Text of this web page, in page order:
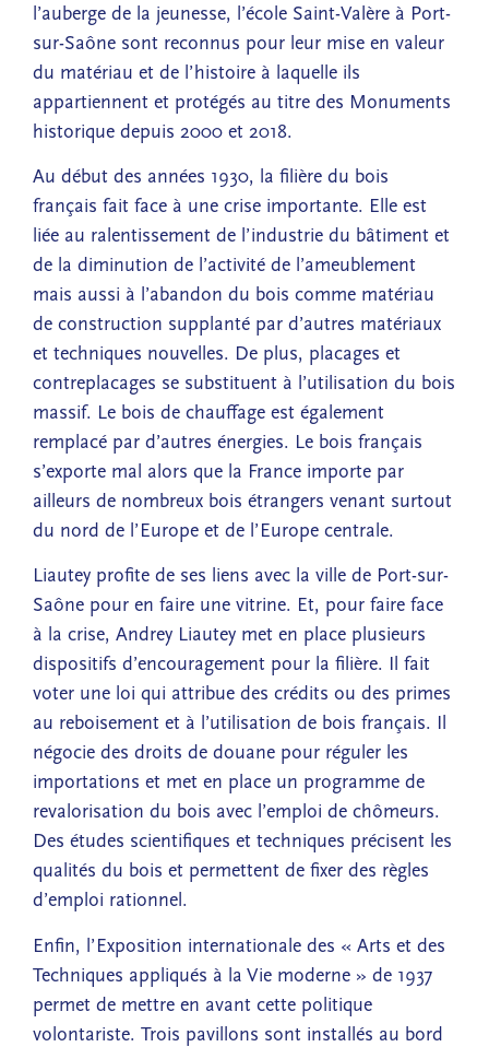
l’auberge de la jeunesse, l’école Saint-Valère à Port-
sur-Saône sont reconnus pour leur mise en valeur
du matériau et de l’histoire à laquelle ils
appartiennent et protégés au titre des Monuments
historique depuis 2000 et 2018.
Au début des années 1930, la filière du bois
français fait face à une crise importante. Elle est
liée au ralentissement de l’industrie du bâtiment et
de la diminution de l’activité de l’ameublement
mais aussi à l’abandon du bois comme matériau
de construction supplanté par d’autres matériaux
et techniques nouvelles. De plus, placages et
contreplacages se substituent à l’utilisation du bois
massif. Le bois de chauffage est également
remplacé par d’autres énergies. Le bois français
s’exporte mal alors que la France importe par
ailleurs de nombreux bois étrangers venant surtout
du nord de l’Europe et de l’Europe centrale.
Liautey profite de ses liens avec la ville de Port-sur-
Saône pour en faire une vitrine. Et, pour faire face
à la crise, Andrey Liautey met en place plusieurs
dispositifs d’encouragement pour la filière. Il fait
voter une loi qui attribue des crédits ou des primes
au reboisement et à l’utilisation de bois français. Il
négocie des droits de douane pour réguler les
importations et met en place un programme de
revalorisation du bois avec l’emploi de chômeurs.
Des études scientifiques et techniques précisent les
qualités du bois et permettent de fixer des règles
d’emploi rationnel.
Enfin, l’Exposition internationale des « Arts et des
Techniques appliqués à la Vie moderne » de 1937
permet de mettre en avant cette politique
volontariste. Trois pavillons sont installés au bord